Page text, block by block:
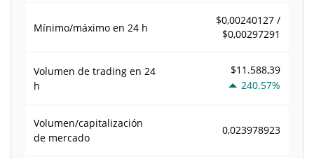
Mínimo/máximo en 24 h
$0,00240127 /
$0,00297291
Volumen de trading en 24
h
$11.588,39
240.57%
Volumen/capitalización
de mercado
0,023978923